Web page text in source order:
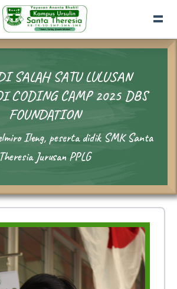
SALAH SATU LULUSAN
CODING CAMP 2025 DBS
FOUNDATION
Ileng, peserta didik SMK Santa
Theresia Jurusan PPLG